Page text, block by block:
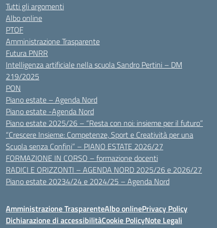
Tutti gli argomenti
Albo online
PTOF
Amministrazione Trasparente
Futura PNRR
Intelligenza artificiale nella scuola Sandro Pertini – DM
219/2025
PON
Piano estate – Agenda Nord
Piano estate -Agenda Nord
Piano estate 2025/26 – “Resta con noi: insieme per il futuro”
“Crescere Insieme: Competenze, Sport e Creatività per una
Scuola senza Confini” – PIANO ESTATE 2026/27
FORMAZIONE IN CORSO – formazione docenti
RADICI E ORIZZONTI – AGENDA NORD 2025/26 e 2026/27
Piano estate 20234/24 e 2024/25 – Agenda Nord
Amministrazione TrasparenteAlbo onlinePrivacy Policy
Dichiarazione di accessibilitàCookie PolicyNote Legali